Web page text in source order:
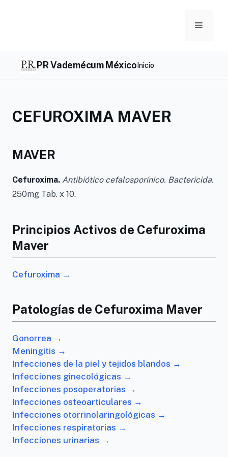
Menu
PR Vademécum MéxicoInicio
CEFUROXIMA MAVER
MAVER
Cefuroxima. Antibiótico cefalosporínico. Bactericida.
250mg Tab. x 10.
Principios Activos de Cefuroxima
Maver
Cefuroxima →
Patologías de Cefuroxima Maver
Gonorrea →
Meningitis →
Infecciones de la piel y tejidos blandos →
Infecciones ginecológicas →
Infecciones posoperatorias →
Infecciones osteoarticulares →
Infecciones otorrinolaringológicas →
Infecciones respiratorias →
Infecciones urinarias →